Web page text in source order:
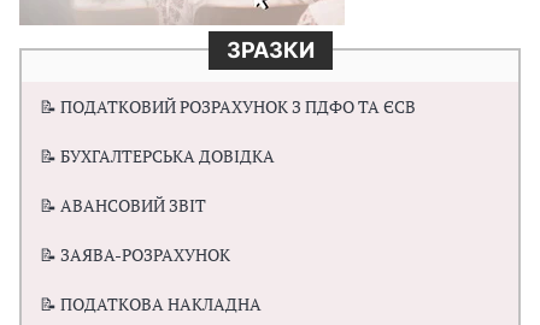
ЗРАЗКИ
📝 ПОДАТКОВИЙ РОЗРАХУНОК З ПДФО ТА ЄСВ
📝 БУХГАЛТЕРСЬКА ДОВІДКА
📝 АВАНСОВИЙ ЗВІТ
📝 ЗАЯВА-РОЗРАХУНОК
📝 ПОДАТКОВА НАКЛАДНА